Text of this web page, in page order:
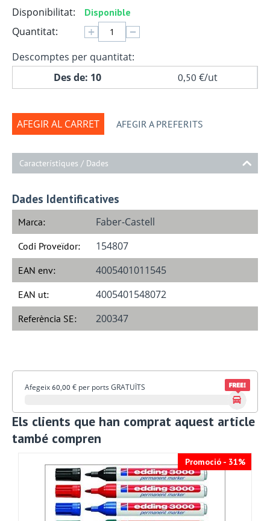
Disponibilitat: Disponible
Quantitat: + −
Descomptes per quantitat:
Des de: 10
0,50 €/ut
AFEGIR AL CARRET AFEGIR A PREFERITS
Característiques / Dades
Dades Identificatives
Marca: Faber-Castell
Codi Proveïdor: 154807
EAN env: 4005401011545
EAN ut: 4005401548072
Referència SE: 200347
Afegeix 60,00 € per ports GRATUÏTS
Els clients que han comprat aquest article
també compren
Promoció - 31%